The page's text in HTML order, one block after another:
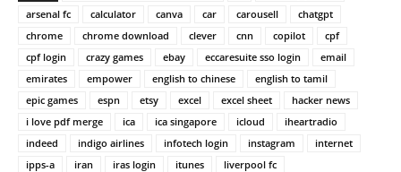
arsenal fc
calculator canva car carousell
chatgpt
chrome
chrome download clever cnn copilot
cpf
cpf login
crazy games ebay eccaresuite sso login
email
emirates
empower english to chinese
english to tamil
epic games
espn etsy excel excel sheet
hacker news
i love pdf merge
ica ica singapore icloud
iheartradio
indeed
indigo airlines infotech login instagram
internet
ipps-a
iran iras login itunes
liverpool fc